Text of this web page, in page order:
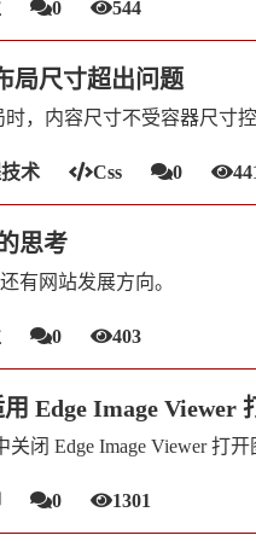
0 544
局尺寸超出问题
时，内容尺寸不受容器尺寸控
术 Css 0
思考
有网站发展方向。
0 403
Edge Image Viewer
闭 Edge Image Viewer 打开
0 1301